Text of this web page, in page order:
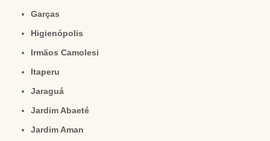
Garças
Higienópolis
Irmãos Camolesi
Itaperu
Jaraguá
Jardim Abaeté
Jardim Aman